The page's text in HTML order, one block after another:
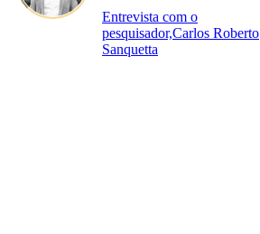
Entrevista com o
pesquisador,Carlos Roberto
Sanquetta